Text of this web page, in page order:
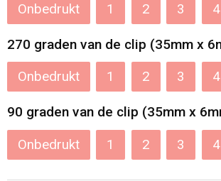
Onbedrukt 1 2 3 4
270 graden van de clip (35mm x
Onbedrukt 1 2 3 4
90 graden van de clip (35mm x
Onbedrukt 1 2 3 4